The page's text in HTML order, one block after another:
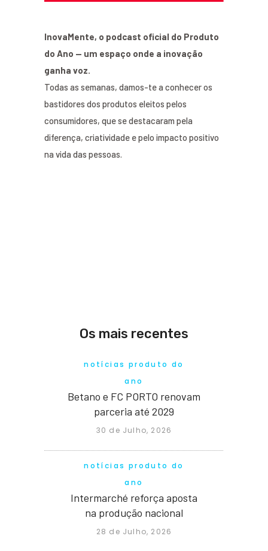
InovaMente, o podcast oficial do Produto
do Ano — um espaço onde a inovação
ganha voz.
Todas as semanas, damos-te a conhecer os
bastidores dos produtos eleitos pelos
consumidores, que se destacaram pela
diferença, criatividade e pelo impacto positivo
na vida das pessoas.
Os mais recentes
notícias produto do
ano
Betano e FC PORTO renovam
parceria até 2029
30 de Julho, 2026
notícias produto do
ano
Intermarché reforça aposta
na produção nacional
28 de Julho, 2026